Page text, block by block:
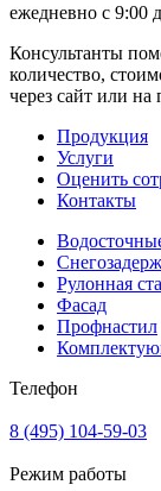
ежедневно с 9:00
Консультанты
количество,
через сайт или на
Продукция
Услуги
Оценить
Контакты
Рулонная
Фасад
Профнастил
Телефон
8 (495) 104-59-03
Режим работы